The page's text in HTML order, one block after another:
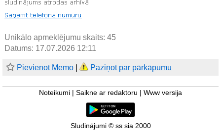
Unikālo apmeklējumu skaits: 45
Datums: 17.07.2026 12:11
Pievienot Memo Paziņot par pārkāpumu
Noteikumi Saikne ar redaktoru Www versija
Sludinājumi © ss sia 2000